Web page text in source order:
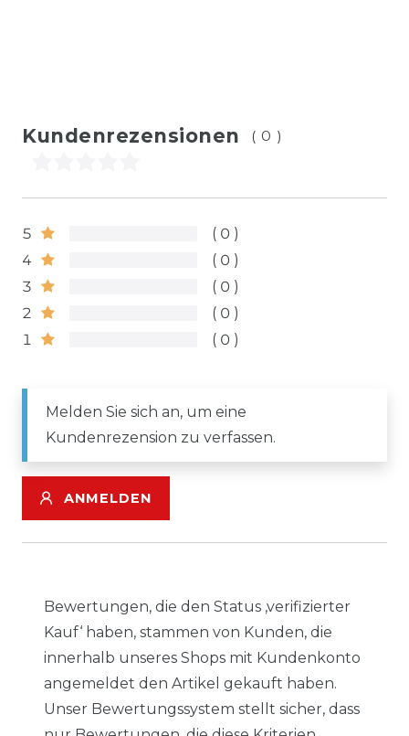
Kundenrezensionen (0)
5
0
4
0
3
0
2
0
1
0
Melden Sie sich an, um eine
Kundenrezension zu verfassen.
ANMELDEN
Bewertungen, die den Status ‚verifizierter
Kauf‘ haben, stammen von Kunden, die
innerhalb unseres Shops mit Kundenkonto
angemeldet den Artikel gekauft haben.
Unser Bewertungssystem stellt sicher, dass